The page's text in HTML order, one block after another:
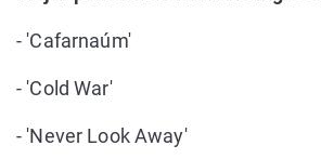
- 'Cafarnaúm'
- 'Cold War'
- 'Never Look Away'